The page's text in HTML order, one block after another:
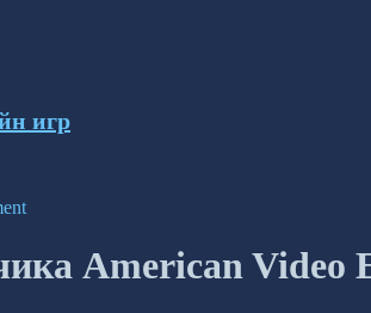
игр
American Video